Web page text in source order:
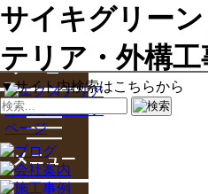
サイキグリー
テリア・外構
▼サイト内検索はこちらから